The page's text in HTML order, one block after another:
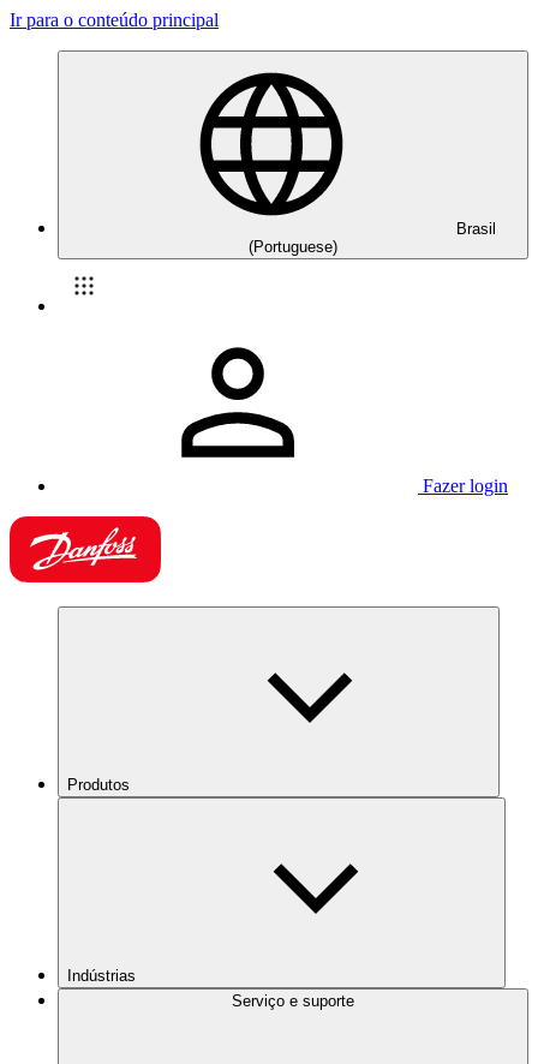
Ir para o conteúdo principal
Brasil
(Portuguese)
Fazer login
Produtos
Indústrias
Serviço e suporte